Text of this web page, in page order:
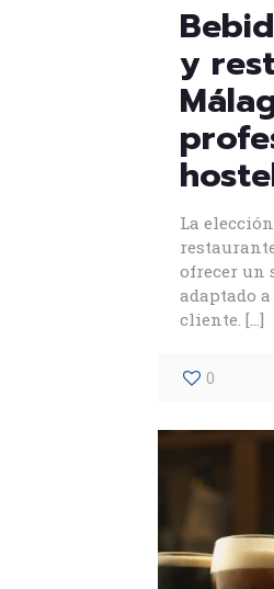
y
La
ofrecer un
adaptado
cliente. […]
0